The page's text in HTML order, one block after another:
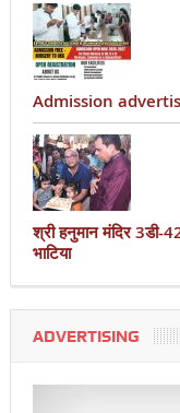
Admission
श्री हनुमान मंदिर 3डी-
भाटिया
ADVERTISING